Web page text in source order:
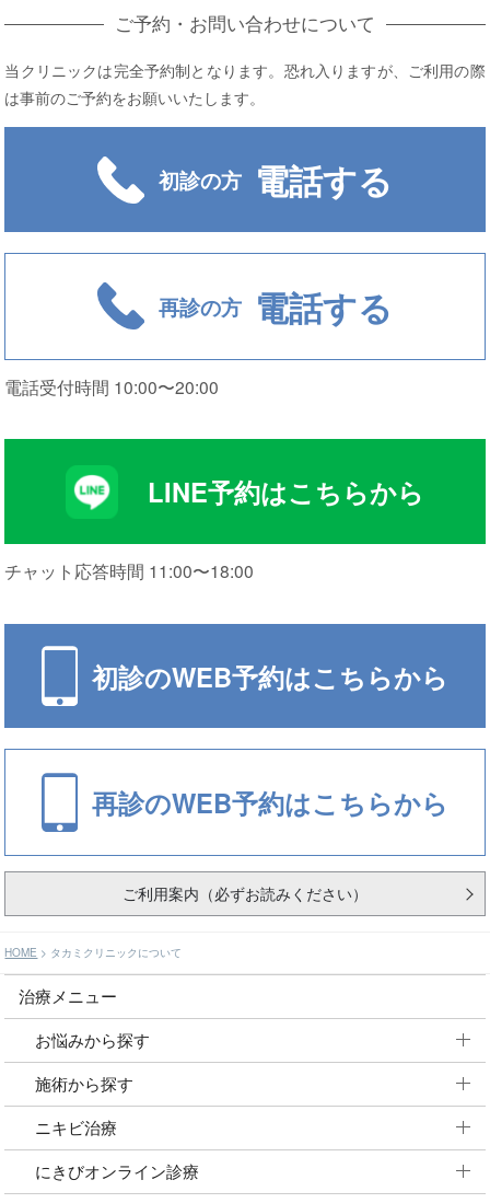
ご予約・お問い合わせについて
当クリニックは完全予約制となります。恐れ入りますが、ご利用の際
は事前のご予約をお願いいたします。
初診の方 電話する
再診の方 電話する
電話受付時間 10:00〜20:00
LINE予約はこちらから
チャット応答時間 11:00〜18:00
初診のWEB予約はこちらから
再診のWEB予約はこちらから
ご利用案内（必ずお読みください）
HOME > タカミクリニックについて
治療メニュー
お悩みから探す
施術から探す
ニキビ治療
にきびオンライン診療